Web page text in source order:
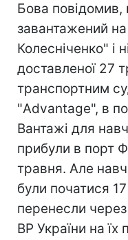
Бова
завантажений
Колесніченко" і
доставленої 27
транспортним
"Advantage", в
Вантажі для
прибули в порт
травня. Але
були початися
перенесли через
ВР України на